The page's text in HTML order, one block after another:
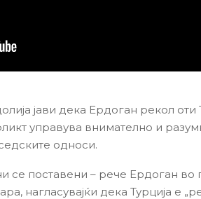
јави дека Ердоган рекол оти
управува внимателно и
односи.
се поставени – рече Ердоган во
нагласувајќи дека Турција е